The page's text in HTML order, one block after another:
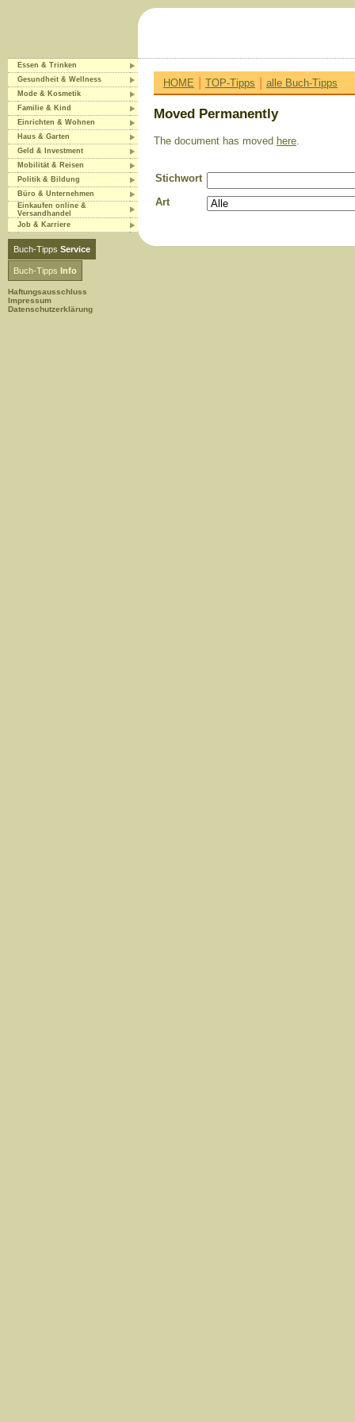
Essen & Trinken
Gesundheit & Wellness
Mode & Kosmetik
Familie & Kind
Einrichten & Wohnen
Haus & Garten
Geld & Investment
Mobilität & Reisen
Politik & Bildung
Büro & Unternehmen
Einkaufen online &
Versandhandel
Job & Karriere
Buch-Tipps Service
Buch-Tipps Info
Haftungsausschluss
Impressum
Datenschutzerklärung
HOME | TOP-Tipps | alle Buch-Tipps
Moved Permanently
The document has moved here.
Stichwort
Art